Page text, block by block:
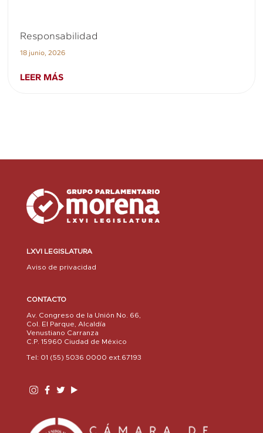
Responsabilidad
18 junio, 2026
LEER MÁS
LXVI LEGISLATURA
Aviso de privacidad
CONTACTO
Av. Congreso de la Unión No. 66,
Col. El Parque, Alcaldía
Venustiano Carranza
C.P. 15960 Ciudad de México
Tel: 01 (55) 5036 0000 ext.67193